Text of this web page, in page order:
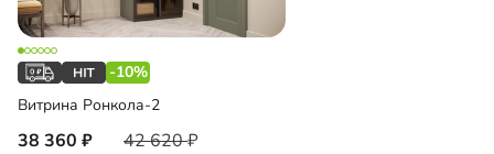
-10%
Витрина Ронкола-2
38 360 42 620